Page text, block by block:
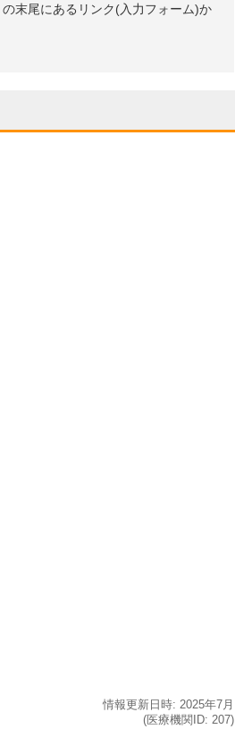
末尾にあるリンク(入力フォーム)か
情報更新日時: 2025年7月
(医療機関ID: 207)